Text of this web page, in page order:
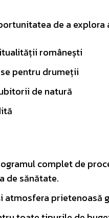
de a
românești
pentru drumeții
de natură
complet de
de sănătate.
atmosfera prietenoasă